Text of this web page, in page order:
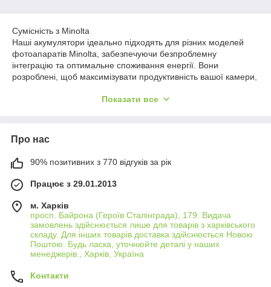
Сумісність з Minolta
Наші акумулятори ідеально підходять для різних моделей
фотоапаратів Minolta, забезпечуючи безпроблемну
інтеграцію та оптимальне споживання енергії. Вони
розроблені, щоб максимізувати продуктивність вашої камери,
автономність, що дозволяє зафіксувати більше неповторних
моментів на одному заряді.
Висока якість та безпека
Виготовлені з використанням якісних компонентів, наші
акумулятори забезпечують не тільки тривале використання,
але й максимальну безпеку для вашого обладнання Minolta,
захищаючи його від перегріву та короткого замикання.
Різноманітність для кожного фотографа
Ми пропонуємо акумулятори різної ємності, щоб
аматорів. Виберіть оптимальний акумулятор для вашої
Показати все
Про нас
90% позитивних з 770 відгуків за рік
Працює з 29.01.2013
м. Харків
просп. Байрона (Героїв Сталінграда), 179. Видача
замовлень здійснюється лише для товарів з харківського
складу. Для інших товарів доставка здійснюється Новою
Поштою. Будь ласка, уточнюйте деталі у наших
менеджерів., Харків, Україна
Контакти